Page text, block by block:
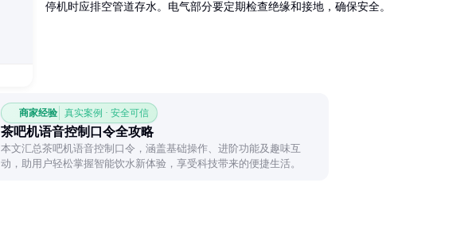
停机时应排空管道存水。电气部分要定期检查绝缘和接地，确保安全。
商家经验 真实案例 · 安全可信
茶吧机语音控制口令全攻略
本文汇总茶吧机语音控制口令，涵盖基础操作、进阶功能及趣味互
动，助用户轻松掌握智能饮水新体验，享受科技带来的便捷生活。